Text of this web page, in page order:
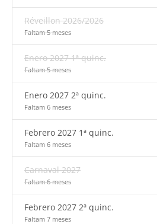
Réveillon 2026/2026
Faltam 5 meses
Enero 2027 1ª quinc.
Faltam 5 meses
Enero 2027 2ª quinc.
Faltam 6 meses
Febrero 2027 1ª quinc.
Faltam 6 meses
Carnaval 2027
Faltam 6 meses
Febrero 2027 2ª quinc.
Faltam 7 meses